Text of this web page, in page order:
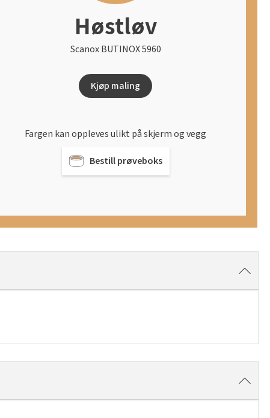
Høstløv
Scanox BUTINOX 5960
Kjøp maling
Fargen kan oppleves ulikt på skjerm og vegg
Bestill prøveboks